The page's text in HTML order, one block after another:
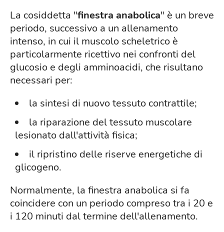
La cosiddetta "finestra anabolica" è un breve
periodo, successivo a un allenamento
intenso, in cui il muscolo scheletrico è
particolarmente ricettivo nei confronti del
glucosio e degli amminoacidi, che risultano
necessari per:
la sintesi di nuovo tessuto contrattile;
la riparazione del tessuto muscolare
lesionato dall'attività fisica;
il ripristino delle riserve energetiche di
glicogeno.
Normalmente, la finestra anabolica si fa
coincidere con un periodo compreso tra i 20 e
i 120 minuti dal termine dell'allenamento.